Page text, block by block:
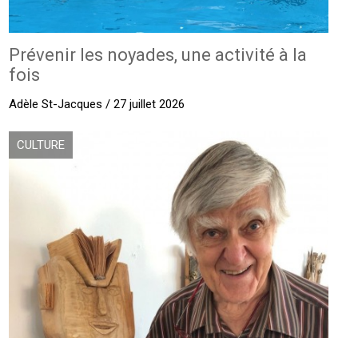
Prévenir les noyades, une activité à la
fois
Adèle St-Jacques / 27 juillet 2026
CULTURE